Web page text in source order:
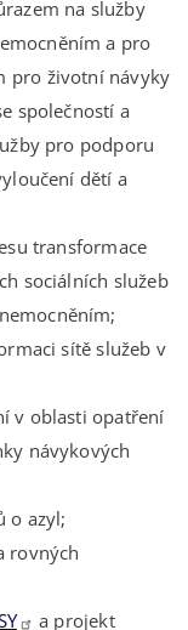
na služby
a pro
pro životní návyky
společností a
pro podporu
dětí a
transformace
sociálních služeb
sítě služeb v
v oblasti opatření
návykových
o azyl;
rovných
a projekt